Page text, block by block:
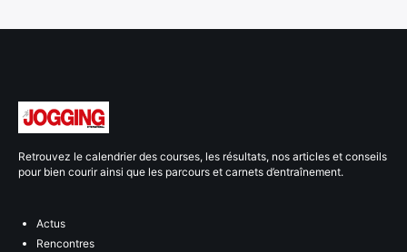
Retrouvez le calendrier des courses, les résultats, nos articles et conseils
pour bien courir ainsi que les parcours et carnets d’entraînement.
Actus
Rencontres